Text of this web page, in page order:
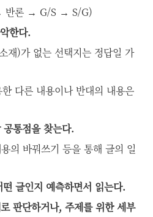
론 → G/S → S/G)
한다.
)가 없는 선택지는 정답일 가
다른 내용이나 반대의 내용은
통점을 찾는다.
의 바꿔쓰기 등을 통해 글의 일
글인지 예측하면서 읽는다.
판단하거나, 주제를 위한 세부